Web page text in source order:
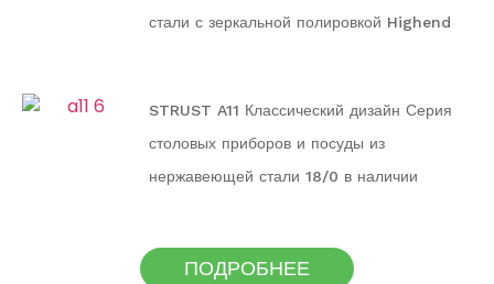
стали с зеркальной полировкой Highend
STRUST A11 Классический дизайн Серия
столовых приборов и посуды из
нержавеющей стали 18/0 в наличии
ПОДРОБНЕЕ